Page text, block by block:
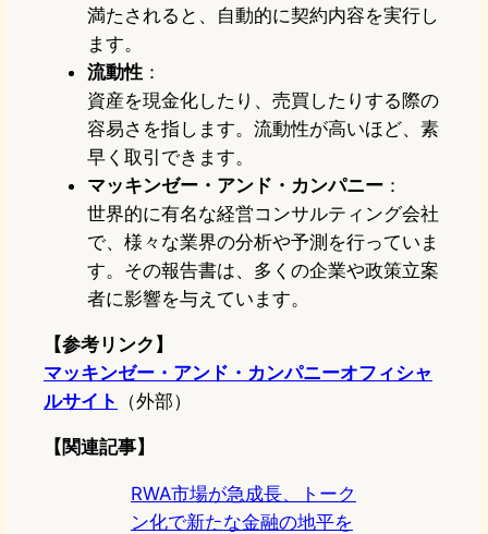
満たされると、自動的に契約内容を実行し
ます。
流動性 ：
資産を現金化したり、売買したりする際の
容易さを指します。流動性が高いほど、素
早く取引できます。
マッキンゼー・アンド・カンパニー ：
世界的に有名な経営コンサルティング会社
で、様々な業界の分析や予測を行っていま
す。その報告書は、多くの企業や政策立案
者に影響を与えています。
【参考リンク】
マッキンゼー・アンド・カンパニーオフィシャ
ルサイト
（外部）
【関連記事】
RWA市場が急成長、トーク
ン化で新たな金融の地平を